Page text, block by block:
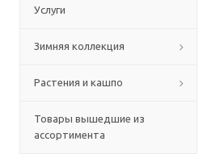
Услуги
Зимняя коллекция
Растения и кашпо
Товары вышедшие из
ассортимента